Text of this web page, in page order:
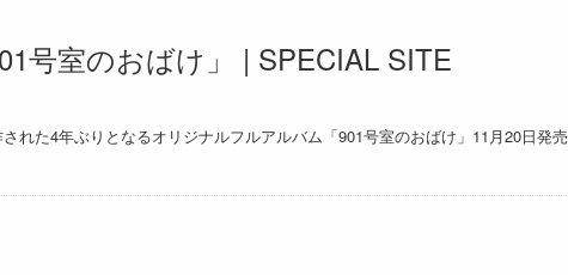
号室のおばけ」 | SPECIAL SITE
れた4年ぶりとなるオリジナルフルアルバム「901号室のおばけ」11月20日発売